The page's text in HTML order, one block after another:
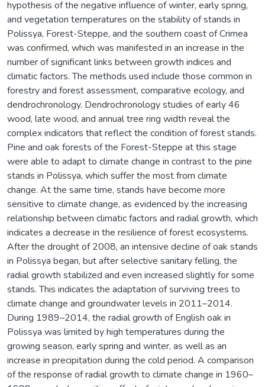
hypothesis of the negative influence of winter, early spring,
and vegetation temperatures on the stability of stands in
Polissya, Forest-Steppe, and the southern coast of Crimea
was confirmed, which was manifested in an increase in the
number of significant links between growth indices and
climatic factors. The methods used include those common in
forestry and forest assessment, comparative ecology, and
dendrochronology. Dendrochronology studies of early 46
wood, late wood, and annual tree ring width reveal the
complex indicators that reflect the condition of forest stands.
Pine and oak forests of the Forest-Steppe at this stage
were able to adapt to climate change in contrast to the pine
stands in Polissya, which suffer the most from climate
change. At the same time, stands have become more
sensitive to climate change, as evidenced by the increasing
relationship between climatic factors and radial growth, which
indicates a decrease in the resilience of forest ecosystems.
After the drought of 2008, an intensive decline of oak stands
in Polissya began, but after selective sanitary felling, the
radial growth stabilized and even increased slightly for some
stands. This indicates the adaptation of surviving trees to
climate change and groundwater levels in 2011–2014.
During 1989–2014, the radial growth of English oak in
Polissya was limited by high temperatures during the
growing season, early spring and winter, as well as an
increase in precipitation during the cold period. A comparison
of the response of radial growth to climate change in 1960–